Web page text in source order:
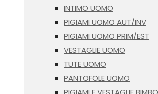
INTIMO UOMO
PIGIAMI UOMO AUT/INV
PIGIAMI UOMO PRIM/EST
VESTAGLIE UOMO
TUTE UOMO
PANTOFOLE UOMO
PIGIAMI E VESTAGLIE BIMBO